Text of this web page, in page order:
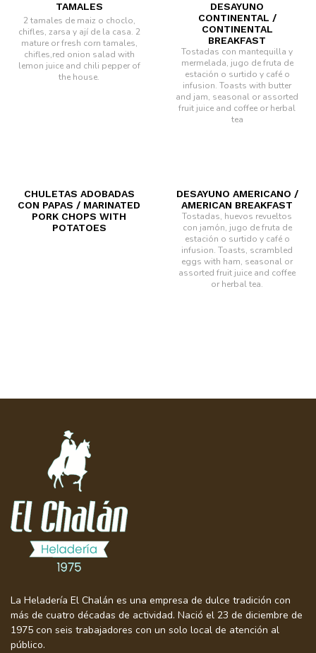
TAMALES
2 tamales de maiz o choclo,
chifles, zarsa y ají de la casa. 2
mature or fresh corn tamales,
chifles,red onion salad with
lemon juice and chili pepper of
the house.
DESAYUNO
CONTINENTAL /
CONTINENTAL
BREAKFAST
Tostadas con mantequilla y
mermelada, jugo de fruta de
estación o surtido y café o
infusion. Toasts with butter
and jam, seasonal or assorted
fruit juice and coffee or herbal
tea
CHULETAS ADOBADAS
CON PAPAS / MARINATED
PORK CHOPS WITH
POTATOES
DESAYUNO AMERICANO /
AMERICAN BREAKFAST
Tostadas, huevos revueltos
con jamón, jugo de fruta de
estación o surtido y café o
infusion. Toasts, scrambled
eggs with ham, seasonal or
assorted fruit juice and coffee
or herbal tea.
La Heladería El Chalán es una empresa de dulce tradición con
más de cuatro décadas de actividad. Nació el 23 de diciembre de
1975 con seis trabajadores con un solo local de atención al
público.